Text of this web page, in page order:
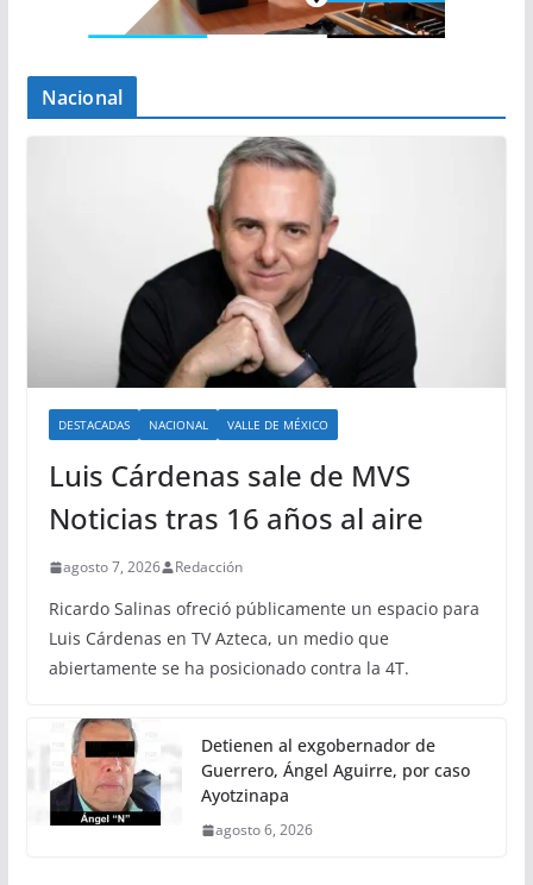
Nacional
DESTACADAS NACIONAL VALLE DE MÉXICO
Luis Cárdenas sale de MVS
Noticias tras 16 años al aire
agosto 7, 2026 Redacción
Ricardo Salinas ofreció públicamente un espacio para
Luis Cárdenas en TV Azteca, un medio que
abiertamente se ha posicionado contra la 4T.
Detienen al exgobernador de
Guerrero, Ángel Aguirre, por caso
Ayotzinapa
agosto 6, 2026